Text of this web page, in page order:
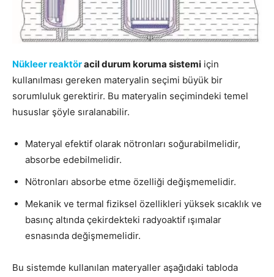
Nükleer reaktöracil durum koruma sistemi için
kullanılması gereken materyalin seçimi büyük bir
sorumluluk gerektirir. Bu materyalin seçimindeki temel
hususlar şöyle sıralanabilir.
Materyal efektif olarak nötronları soğurabilmelidir,
absorbe edebilmelidir.
Nötronları absorbe etme özelliği değişmemelidir.
Mekanik ve termal fiziksel özellikleri yüksek sıcaklık ve
basınç altında çekirdekteki radyoaktif ışımalar
esnasında değişmemelidir.
Bu sistemde kullanılan materyaller aşağıdaki tabloda